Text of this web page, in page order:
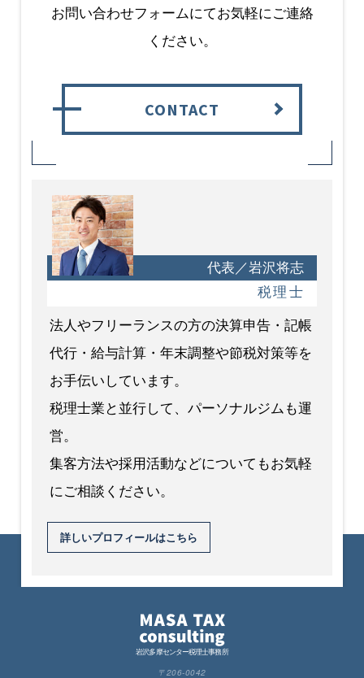
お問い合わせフォームにてお気軽にご連絡
ください。
CONTACT
代表／岩沢将志
税理士
法人やフリーランスの方の決算申告・記帳
代行・給与計算・年末調整や節税対策等を
お手伝いしています。
税理士業と並行して、パーソナルジムも運
営。
集客方法や採用活動などについてもお気軽
にご相談ください。
詳しいプロフィールはこちら
岩沢多摩センター税理士事務所
〒206-0042